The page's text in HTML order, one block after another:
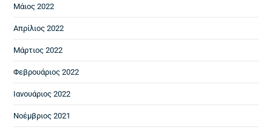
Μάιος 2022
Απρίλιος 2022
Μάρτιος 2022
Φεβρουάριος 2022
Ιανουάριος 2022
Νοέμβριος 2021